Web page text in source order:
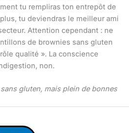
tu rempliras ton entrepôt de
tu deviendras le meilleur ami
Attention cependant : ne
de brownies sans gluten
qualité ». La conscience
non.
gluten, mais plein de bonnes